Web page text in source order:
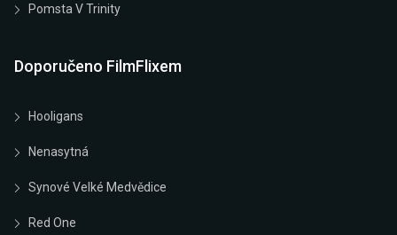
Pomsta V Trinity
Doporučeno FilmFlixem
Hooligans
Nenasytná
Synové Velké Medvědice
Red One